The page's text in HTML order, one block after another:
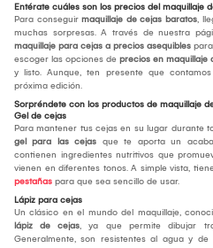
Entérate cuáles son los precios del maquillaje
Para conseguir maquillaje de cejas baratos,
muchas sorpresas. A través de nuestra
maquillaje para cejas a precios asequibles
escoger las opciones de precios en maquillaje
y listo. Aunque, ten presente que
próxima edición.
Sorpréndete con los productos de maquillaje
Gel de cejas
Para mantener tus cejas en su lugar durante
gel para las cejas que te aporta un
contienen ingredientes nutritivos que
vienen en diferentes tonos. A simple vista,
pestañas para que sea sencillo de usar.
Lápiz para cejas
Un clásico en el mundo del maquillaje,
lápiz de cejas, ya que permite dibujar
Generalmente, son resistentes al agua y